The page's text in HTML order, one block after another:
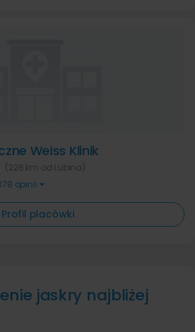
Weiss Klinik
(228 km od Lubina)
opinii
Profil placówki
jaskry najbliżej